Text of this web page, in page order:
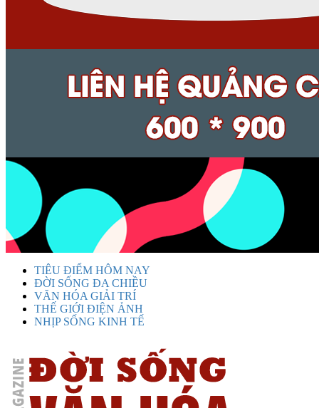
TIÊU ĐIỂM HÔM NAY
ĐỜI SỐNG ĐA CHIỀU
VĂN HÓA GIẢI TRÍ
THẾ GIỚI ĐIỆN ẢNH
NHỊP SỐNG KINH TẾ